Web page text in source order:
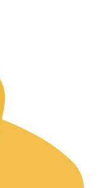
parafusos
gascan